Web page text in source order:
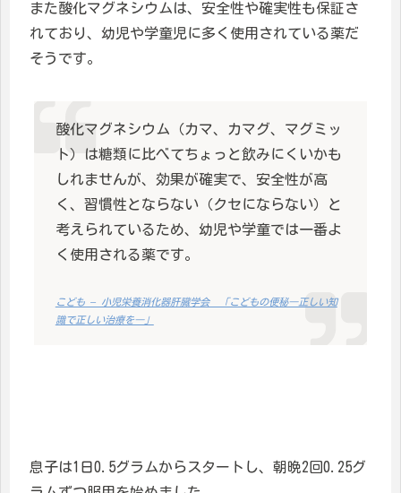
また酸化マグネシウムは、安全性や確実性も保証さ
れており、幼児や学童児に多く使用されている薬だ
そうです。
酸化マグネシウム（カマ、カマグ、マグミッ
ト）は糖類に比べてちょっと飲みにくいかも
しれませんが、効果が確実で、安全性が高
く、習慣性とならない（クセにならない）と
考えられているため、幼児や学童では一番よ
く使用される薬です。
こども – 小児栄養消化器肝臓学会 「こどもの便秘―正しい知
識で正しい治療を―」
息子は1日0.5グラムからスタートし、朝晩2回0.25グ